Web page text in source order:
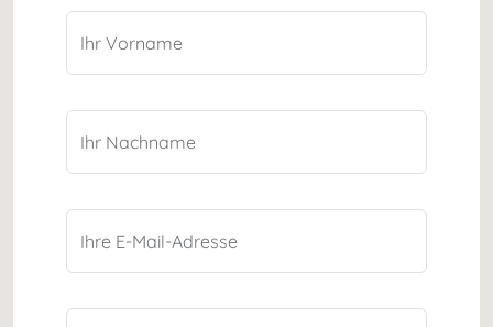
Ihr Vorname
Ihr Nachname
Ihre E-Mail-Adresse